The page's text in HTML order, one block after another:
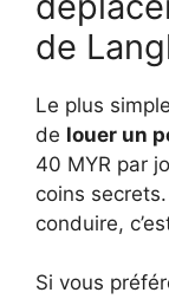
de
Le plus
de louer un
40 MYR par
coins
conduire,
Si vous